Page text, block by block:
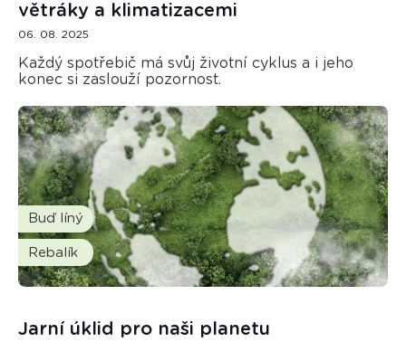
větráky a klimatizacemi
06. 08. 2025
Každý spotřebič má svůj životní cyklus a i jeho
konec si zaslouží pozornost.
Buď líný
Rebalík
Jarní úklid pro naši planetu